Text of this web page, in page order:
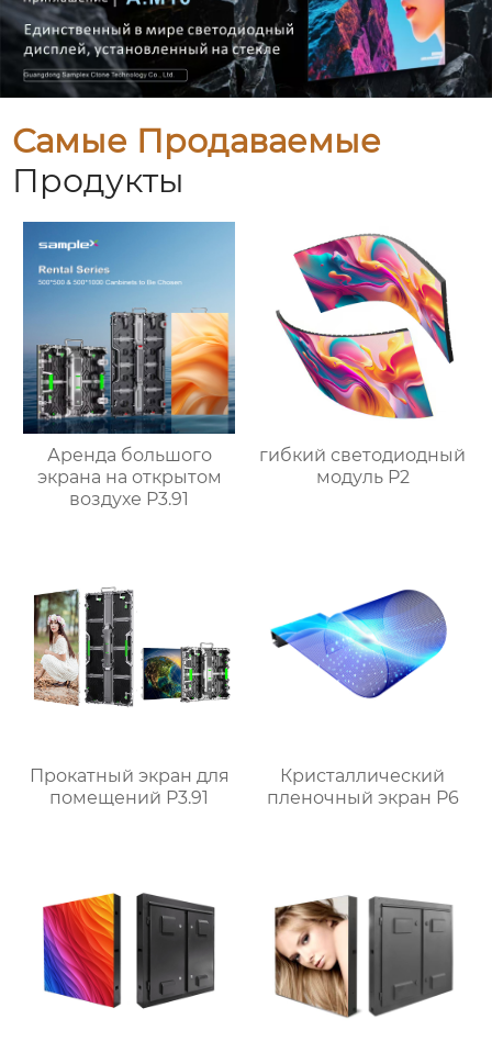
Самые Продаваемые
Продукты
Аренда большого
экрана на открытом
воздухе P3.91
гибкий светодиодный
модуль P2
Прокатный экран для
помещений P3.91
Кристаллический
пленочный экран P6